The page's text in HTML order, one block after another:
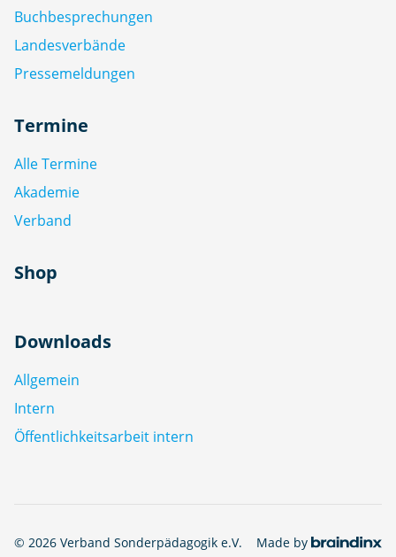
Buchbesprechungen
Landesverbände
Pressemeldungen
Termine
Alle Termine
Akademie
Verband
Shop
Downloads
Allgemein
Intern
Öffentlichkeitsarbeit intern
© 2026 Verband Sonderpädagogik e.V. Made by